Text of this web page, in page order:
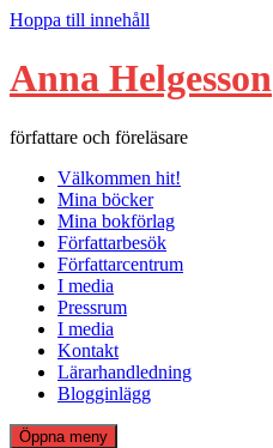
Hoppa till innehåll
Anna Helgesson
författare och föreläsare
Välkommen hit!
Mina böcker
Mina bokförlag
Författarbesök
Författarcentrum
I media
Pressrum
I media
Kontakt
Lärarhandledning
Blogginlägg
Öppna meny